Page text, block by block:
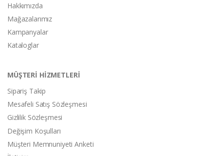
Hakkımızda
Mağazalarımız
Kampanyalar
Kataloglar
MÜŞTERİ HİZMETLERİ
Sipariş Takip
Mesafeli Satış Sözleşmesi
Gizlilik Sözleşmesi
Değişim Koşulları
Müşteri Memnuniyeti Anketi